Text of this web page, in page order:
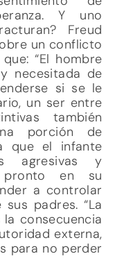
Y uno
Freud
un conflicto
“El hombre
necesitada de
si se le
un ser entre
también
porción de
que el infante
agresivas y
pronto en su
a controlar
padres. “La
consecuencia
externa,
para no perder